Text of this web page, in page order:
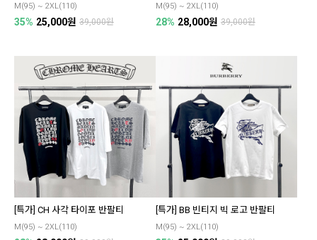
M(95) ~ 2XL(110)
35% 25,000원 39,000원
M(95) ~ 2XL(110)
28% 28,000원 39,000원
[특가] CH 사각 타이포 반팔티
M(95) ~ 2XL(110)
[특가] BB 빈티지 빅 로고 반팔티
M(95) ~ 2XL(110)